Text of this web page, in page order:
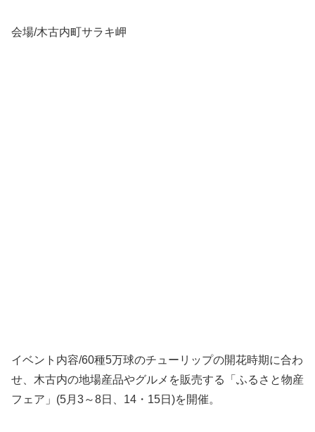
会場/木古内町サラキ岬
イベント内容/60種5万球のチューリップの開花時期に合わ
せ、木古内の地場産品やグルメを販売する「ふるさと物産
フェア」(5月3⁮～8日、14・15日)を開催。